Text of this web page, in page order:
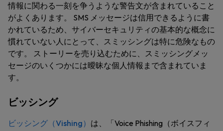
情報に関わる一刻を争うような警告文が含まれていること
がよくあります。 SMS メッセージは信用できるように書
かれているため、サイバーセキュリティの基本的な概念に
慣れていない人にとって、スミッシングは特に危険なもの
です。 ストーリーを売り込むために、スミッシングメッ
セージのいくつかには曖昧な個人情報まで含まれていま
す。
ビッシング
ビッシング（Vishing） は、「Voice Phishing（ボイスフィ